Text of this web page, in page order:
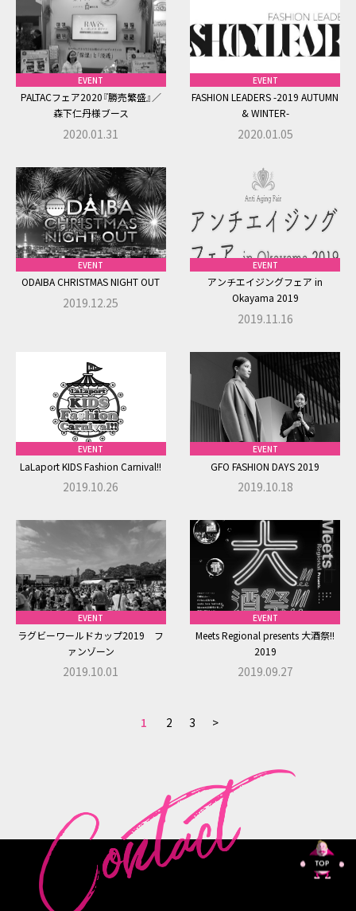
EVENT
PALTACフェア2020『勝売繁盛』／
森下仁丹様ブース
2020.01.31
EVENT
FASHION LEADERS -2019 AUTUMN
& WINTER-
2020.01.05
EVENT
ODAIBA CHRISTMAS NIGHT OUT
2019.12.25
EVENT
アンチエイジングフェア in
Okayama 2019
2019.11.16
EVENT
LaLaport KIDS Fashion Carnival!!
2019.10.26
EVENT
GFO FASHION DAYS 2019
2019.10.18
EVENT
ラグビーワールドカップ2019 フ
ァンゾーン
2019.10.01
EVENT
Meets Regional presents 大酒祭!!
2019
2019.09.27
1 2 3 >